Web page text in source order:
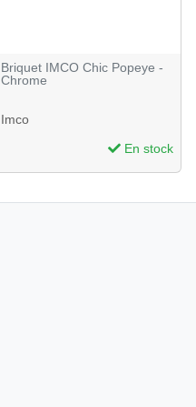
Briquet IMCO Chic Popeye -
Chrome
Imco
En stock